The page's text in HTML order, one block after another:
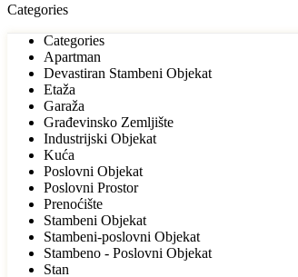
Categories
Categories
Apartman
Devastiran Stambeni Objekat
Etaža
Garaža
Građevinsko Zemljište
Industrijski Objekat
Kuća
Poslovni Objekat
Poslovni Prostor
Prenoćište
Stambeni Objekat
Stambeni-poslovni Objekat
Stambeno - Poslovni Objekat
Stan